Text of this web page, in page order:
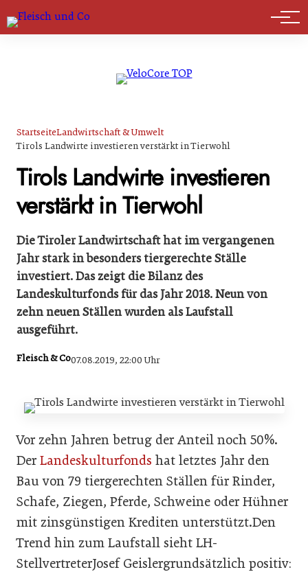
Marktführer
StartseiteLandwirtschaft & Umwelt
Tirols Landwirte investieren verstärkt in Tierwohl
Tirols Landwirte investieren
verstärkt in Tierwohl
Die Tiroler Landwirtschaft hat im vergangenen
Jahr stark in besonders tiergerechte Ställe
investiert. Das zeigt die Bilanz des
Landeskulturfonds für das Jahr 2018. Neun von
zehn neuen Ställen wurden als Laufstall
ausgeführt.
Fleisch & Co07.08.2019, 22:00 Uhr
Vor zehn Jahren betrug der Anteil noch 50%.
Der Landeskulturfonds hat letztes Jahr den
Bau von 79 tiergerechten Ställen für Rinder,
Schafe, Ziegen, Pferde, Schweine oder Hühner
mit zinsgünstigen Krediten unterstützt.Den
Trend hin zum Laufstall sieht LH-
StellvertreterJosef Geislergrundsätzlich positiv: